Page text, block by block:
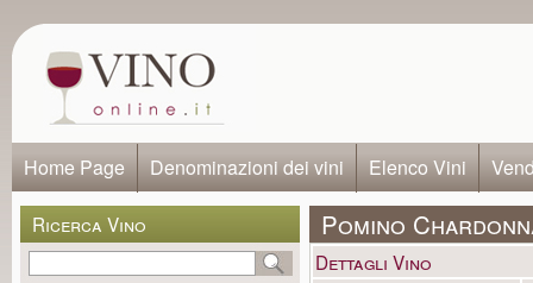
Home Page Denominazioni dei vini Elenco Vini
Ricerca Vino Pomino
Dettagli Vino